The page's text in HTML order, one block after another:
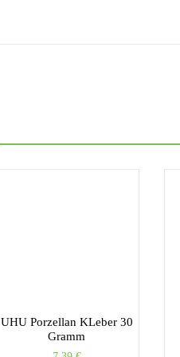
UHU Porzellan KLeber 30
Gramm